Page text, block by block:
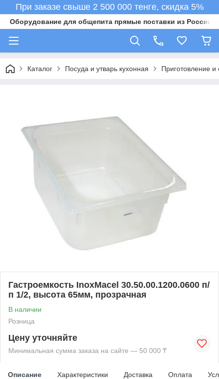
При заказе свыше 2 500 000 тенге, скидка 5%
Оборудование для общепита прямые поставки из России в
Каталог Посуда и утварь кухонная Приготовление
Гастроемкость InoxMacel 30.50.00.1200.0600 п/
п 1/2, высота 65мм, прозрачная
В наличии
Розница
Цену уточняйте
Минимальная сумма заказа на сайте — 50 000 ₸
Описание Характеристики Доставка Оплата